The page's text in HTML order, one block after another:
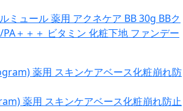
ミュール 薬用 アクネケア BB 30g BBク
PA＋＋＋ ビタミン 化粧下地 ファンデー
薬用 スキンケアベース化粧崩れ防止